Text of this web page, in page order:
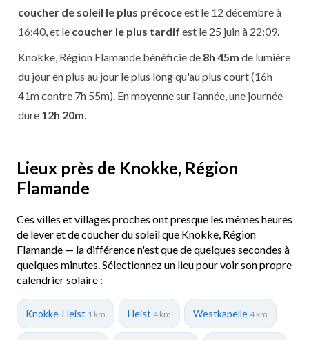
coucher de soleil le plus précoceest le 12 décembre à
16:40, et le coucher le plus tardif est le 25 juin à 22:09.
Knokke, Région Flamande bénéficie de 8h 45m de lumière
du jour en plus au jour le plus long qu'au plus court (16h
41m contre 7h 55m). En moyenne sur l'année, une journée
dure 12h 20m
Lieux près de Knokke, Région
Flamande
Ces villes et villages proches ont presque les mêmes heures
de lever et de coucher du soleil que Knokke, Région
Flamande — la différence n'est que de quelques secondes à
quelques minutes. Sélectionnez un lieu pour voir son propre
calendrier solaire :
Knokke-Heist 1 km Heist 4 km Westkapelle 4 km